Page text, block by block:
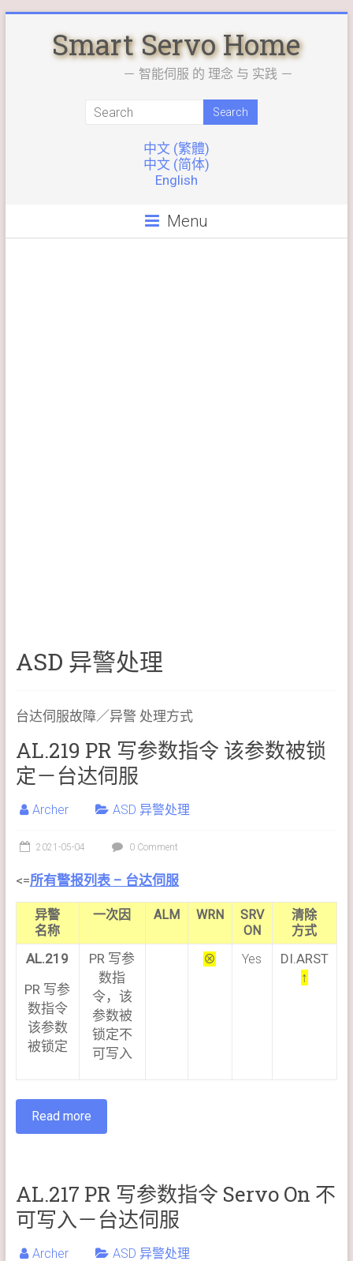
Smart Servo Home
－ 智能伺服 的 理念 与 实践 －
中文 (繁體)
中文 (简体)
English
Menu
ASD 异警处理
台达伺服故障／异警 处理方式
AL.219 PR 写参数指令 该参数被锁
定－台达伺服
Archer ASD 异警处理
2021-05-04 0 Comment
<=所有警报列表 – 台达伺服
异警
名称
一次因 ALM WRN
SRV
ON
清除
方式
AL.219
PR 写参
数指令
该参数
被锁定
PR 写参
数指
令，该
参数被
锁定不
可写入
⊗ Yes
DI.ARST
↑
Read more
AL.217 PR 写参数指令 Servo On 不
可写入－台达伺服
Archer ASD 异警处理